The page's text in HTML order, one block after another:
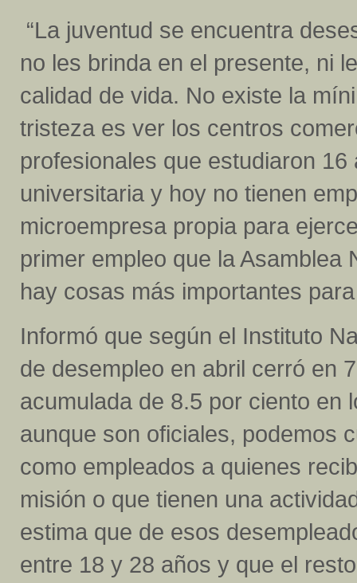
“La juventud se encuentra
no les brinda en el presente, ni
calidad de vida. No existe la
tristeza es ver los centros
profesionales que estudiaron
universitaria y hoy no tienen
microempresa propia para
primer empleo que la Asamblea
hay cosas más importantes
Informó que según el Instituto
de desempleo en abril cerró en
acumulada de 8.5 por ciento en
aunque son oficiales, podemos
como empleados a quienes
misión o que tienen una
estima que de esos
entre 18 y 28 años y que el